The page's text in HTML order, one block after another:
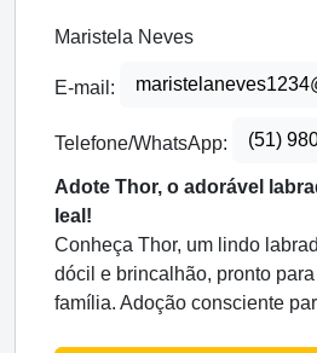
Maristela Neves
E-mail:
Telefone/WhatsApp: (51)
Adote Thor, o adorável
leal!
Conheça Thor, um lindo
dócil e brincalhão, pronto
família. Adoção consciente